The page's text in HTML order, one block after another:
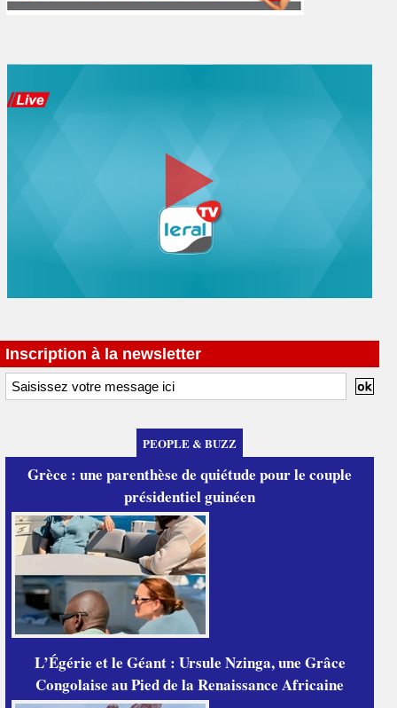
Inscription à la newsletter
PEOPLE & BUZZ
Grèce : une parenthèse de quiétude pour le couple
présidentiel guinéen
L’Égérie et le Géant : Ursule Nzinga, une Grâce
Congolaise au Pied de la Renaissance Africaine